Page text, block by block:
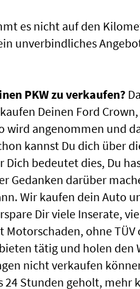
es nicht auf den
unverbindliches
PKW zu verkaufen?
Deinen Ford
wird angenommen und
kannst Du dich über
Dich bedeutet dies, Du
Gedanken darüber
Wir kaufen dein Auto
Dir viele Inserate,
Motorschaden, ohne
tätig und holen den
nicht verkaufen
24 Stunden geholt, mehr